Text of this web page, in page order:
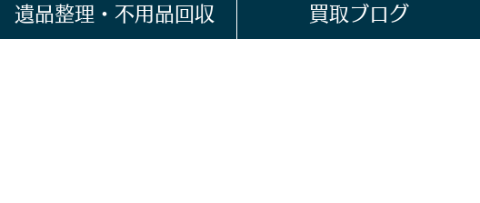
遺品整理・不用品回収 買取ブログ